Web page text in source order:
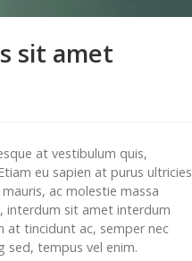
sit amet
at vestibulum quis,
eu sapien at purus ultricies
ac molestie massa
interdum sit amet interdum
at tincidunt ac, semper nec
sed, tempus vel enim.